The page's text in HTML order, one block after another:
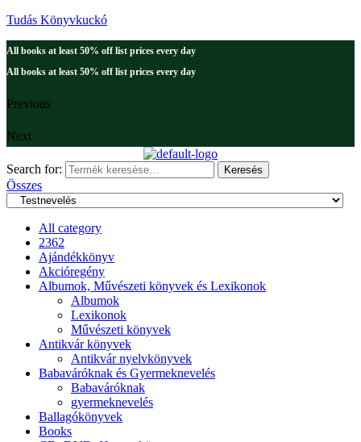
Tudás Könyvkuckó
All books at least 50% off list prices every day
All books at least 50% off list prices every day
Previous
Next
Search for: Keresés
Összes
All category
2362
Ajándékkönyv
Akcióregény
Albumok, Művészeti könyvek és Lexikonok
Albumok
Lexikonok
Művészeti könyvek
Antikvár könyvek
Antikvár nyelvkönyvek
Babaváróknak és Gyermeknevelés
Babaváróknak
gyermeknevelés
Ballagókönyvek
Books